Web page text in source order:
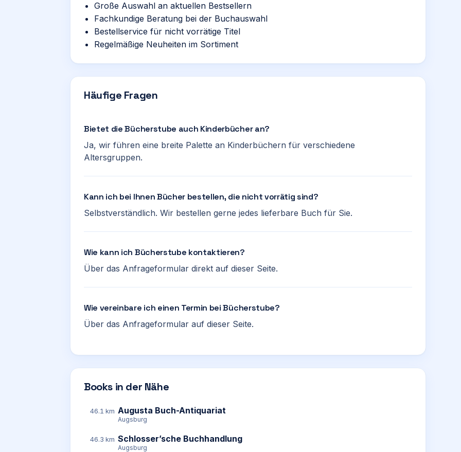
Große Auswahl an aktuellen Bestsellern
Fachkundige Beratung bei der Buchauswahl
Bestellservice für nicht vorrätige Titel
Regelmäßige Neuheiten im Sortiment
Häufige Fragen
Bietet die Bücherstube auch Kinderbücher an?
Ja, wir führen eine breite Palette an Kinderbüchern für verschiedene
Altersgruppen.
Kann ich bei Ihnen Bücher bestellen, die nicht vorrätig sind?
Selbstverständlich. Wir bestellen gerne jedes lieferbare Buch für Sie.
Wie kann ich Bücherstube kontaktieren?
Über das Anfrageformular direkt auf dieser Seite.
Wie vereinbare ich einen Termin bei Bücherstube?
Über das Anfrageformular auf dieser Seite.
Books in der Nähe
46.1 km Augusta Buch-Antiquariat
Augsburg
46.3 km Schlosser’sche Buchhandlung
Augsburg